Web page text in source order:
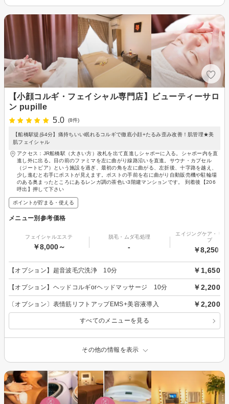
【小顔コルギ・フェイシャル専門店】ビューティーサロ
ン pupille
5.0
(8件)
【船橋駅徒歩4分】痛持ちいい眠れるコルギで徹底小顔+たるみ歪み改善！肌管理★美
肌フェイシャル
アクセス：JR船橋駅（大きい方）改札を出て直進しシャポーに入る。シャポー内を直
進し外に出る。目の前のファミマを左に曲がり線路沿いを直進。サウナ・カプセル
（ジートピア）という施設を過ぎ、最初の角を左に曲がる、左折後、十字路を越え、
少し進むと右手にポストが見えます。ポストの手前を右に曲がり自動販売機や駐輪場
のある奥まったところにあるレンガ調の茶色い3階建マンションです。 到着後【206
呼出】押して下さい
ポイントが貯まる・使える
メニュー別参考価格
フェイシャルエステ
￥8,000～
脱毛・ムダ毛処理
-
エイジングケア・リ
プ
￥8,250～
【オプション】超音波毛穴洗浄 10分 ￥1,650
【オプション】ヘッドコルギorヘッドマッサージ 10分 ￥2,200
〔オプション〕表情筋リフトアップEMS+美容液導入 ￥2,200
すべてのメニューを見る
その他の情報を表示